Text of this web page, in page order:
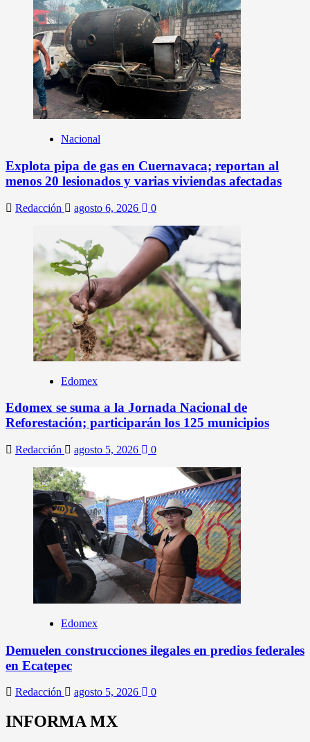
Nacional
Explota pipa de gas en Cuernavaca; reportan al
menos 20 lesionados y varias viviendas afectadas
Redacción agosto 6, 2026 0
Edomex
Edomex se suma a la Jornada Nacional de
Reforestación; participarán los 125 municipios
Redacción agosto 5, 2026 0
Edomex
Demuelen construcciones ilegales en predios federales
en Ecatepec
Redacción agosto 5, 2026 0
INFORMA MX